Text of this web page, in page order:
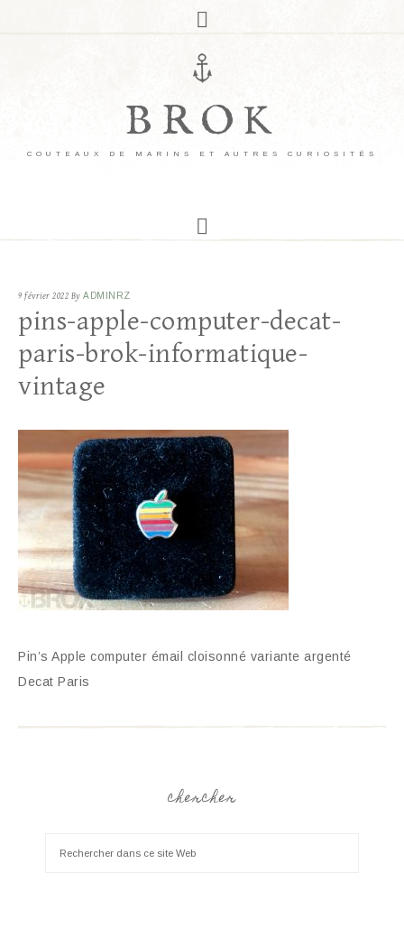
BROK
COUTEAUX DE MARINS ET AUTRES CURIOSITÉS
9 février 2022 By ADMINRZ
pins-apple-computer-decat-
paris-brok-informatique-
vintage
Pin’s Apple computer émail cloisonné variante argenté
Decat Paris
chercher